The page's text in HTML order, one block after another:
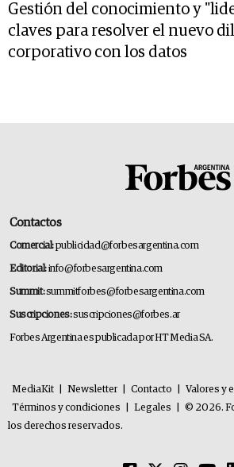
Gestión del conocimiento y
claves para resolver el nuevo
corporativo con los datos
Contactos
Comercial:publicidad@forbesargentina.com
Editorial:info@forbesargentina.com
Summit:summitforbes@forbesargentina.com
Suscripciones:suscripciones@forbes.ar
Forbes Argentina es publicada por HT Media SA.
MediaKit Newsletter Contacto Valores y
Términos y condiciones
Legales
© 2026.
los derechos reservados.